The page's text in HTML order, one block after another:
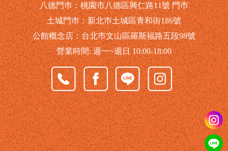
八德門巿：桃園市八德區興仁路11號 門巿
土城門巿：新北巿土城區青和街186號
公館概念店：台北巿文山區羅斯福路五段98號
營業時間: 週一~週日 10:00-18:00